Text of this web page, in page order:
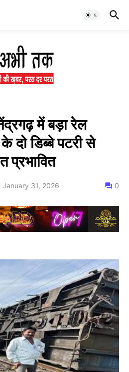
में बड़ा रेल
दो डिब्बे पटरी से
प्रभावित
January 31, 2026 0